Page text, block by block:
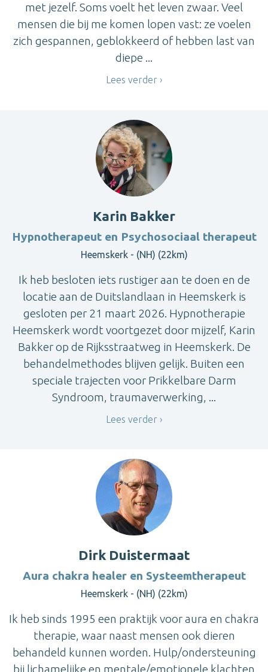
met jezelf. Soms voelt het leven zwaar. Veel
mensen die bij me komen lopen vast: ze voelen
zich gespannen, geblokkeerd of hebben last van
diepe ...
Lees verder
Karin Bakker
Hypnotherapeut en Psychosociaal therapeut
Heemskerk - (NH) (22km)
Ik heb besloten iets rustiger aan te doen en de
locatie aan de Duitslandlaan in Heemskerk is
gesloten per 21 maart 2026. Hypnotherapie
Heemskerk wordt voortgezet door mijzelf, Karin
Bakker op de Rijksstraatweg in Heemskerk. De
behandelmethodes blijven gelijk. Buiten een
speciale trajecten voor Prikkelbare Darm
Syndroom, traumaverwerking, ...
Lees verder
Dirk Duistermaat
Aura chakra healer en Systeemtherapeut
Heemskerk - (NH) (22km)
Ik heb sinds 1995 een praktijk voor aura en chakra
therapie, waar naast mensen ook dieren
behandeld kunnen worden. Hulp/ondersteuning
bij lichamelijke en mentale/emotionele klachten